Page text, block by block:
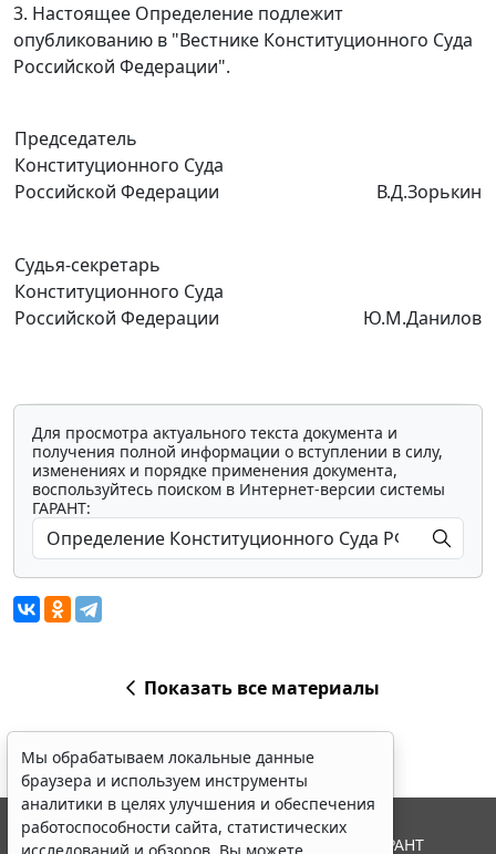
3. Настоящее Определение подлежит
опубликованию в "Вестнике Конституционного Суда
Российской Федерации".
Председатель
Конституционного Суда
Российской Федерации
В.Д.Зорькин
Судья-секретарь
Конституционного Суда
Российской Федерации
Ю.М.Данилов
Для просмотра актуального текста документа и
получения полной информации о вступлении в силу,
изменениях и порядке применения документа,
воспользуйтесь поиском в Интернет-версии системы
ГАРАНТ:
Показать все материалы
Мы обрабатываем локальные данные
браузера и используем инструменты
аналитики в целях улучшения и обеспечения
работоспособности сайта, статистических
© ООО "НПП "ГАРАНТ-СЕРВИС", 2026. Система ГАРАНТ